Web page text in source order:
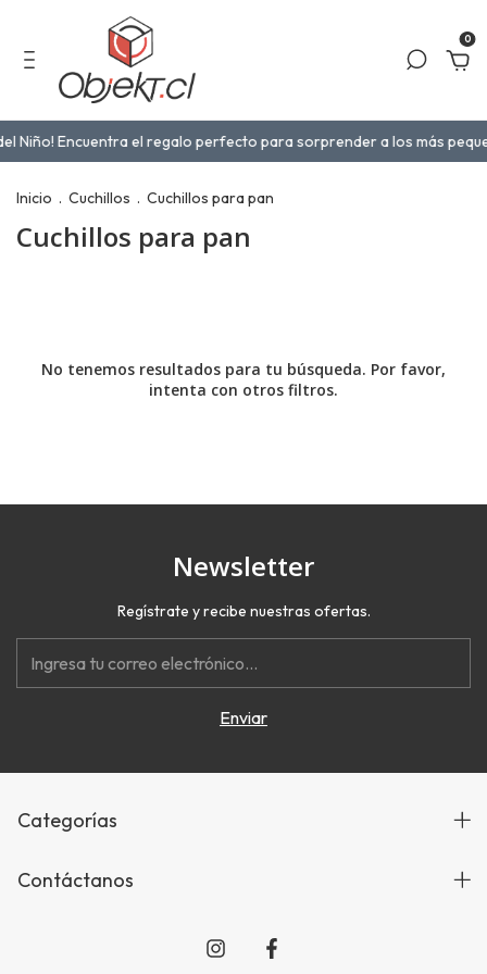
0
Niño! Encuentra el regalo perfecto para sorprender a los más
Inicio . Cuchillos . Cuchillos para pan
Cuchillos para pan
No tenemos resultados para tu búsqueda. Por favor,
intenta con otros filtros.
Newsletter
Regístrate y recibe nuestras ofertas.
Categorías
Contáctanos